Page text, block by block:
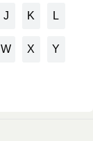
J K L
W X Y